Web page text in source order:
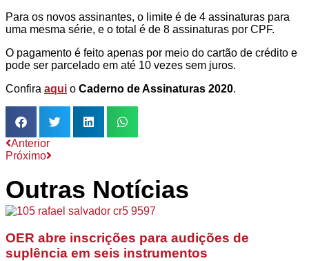
Para os novos assinantes, o limite é de 4 assinaturas para
uma mesma série, e o total é de 8 assinaturas por CPF.
O pagamento é feito apenas por meio do cartão de crédito e
pode ser parcelado em até 10 vezes sem juros.
Confira aqui o Caderno de Assinaturas 2020.
Anterior
Próximo
Outras Notícias
OER abre inscrições para audições de
suplência em seis instrumentos